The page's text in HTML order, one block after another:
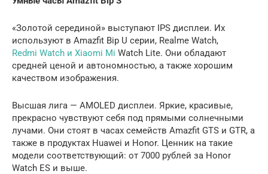
«Золотой серединой» выступают IPS дисплеи. Их
используют в Amazfit Bip U серии, Realme Watch,
Redmi Watch и Xiaomi Mi Watch Lite. Они обладают
средней ценой и автономностью, а также хорошим
качеством изображения.
Высшая лига — AMOLED дисплеи. Яркие, красивые,
прекрасно чувствуют себя под прямыми солнечными
лучами. Они стоят в часах семейств Amazfit GTS и GTR, а
также в продуктах Huawei и Honor. Ценник на такие
модели соответствующий: от 7000 рублей за Honor
Watch ES и выше.